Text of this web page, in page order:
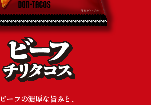
ビーフの濃厚な旨みと、